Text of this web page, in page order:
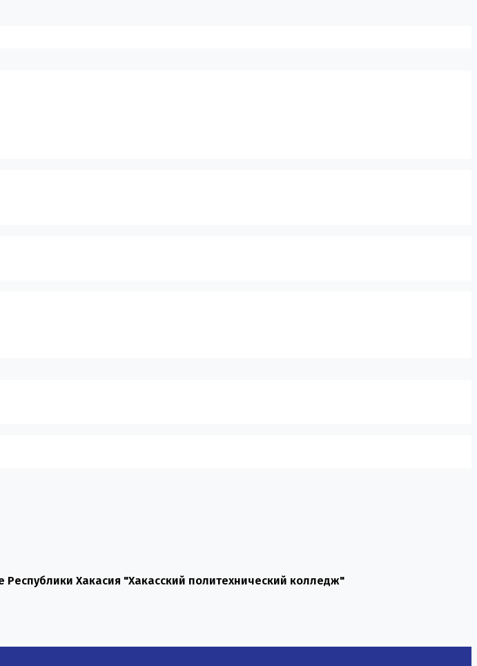
Хакасия "Хакасский политехнический колледж"